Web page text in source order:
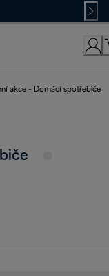
akce - Domácí spotřebiče